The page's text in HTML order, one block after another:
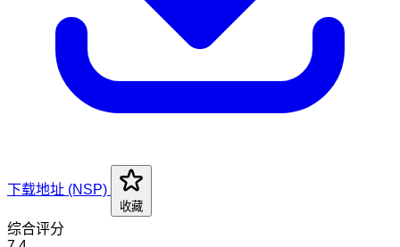
下载地址 (NSP)
收藏
综合评分